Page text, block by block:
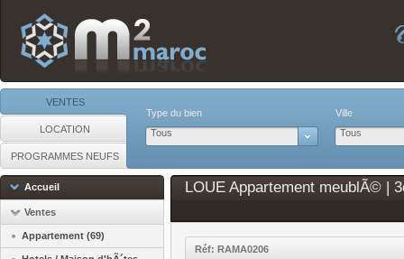
VENTES
LOCATION
PROGRAMMES NEUFS
Type du bien
Tous
Ville
Tous
Accueil
Ventes
Appartement (69)
LOUE Appartement meublÃ© |
Réf: RAMA0206